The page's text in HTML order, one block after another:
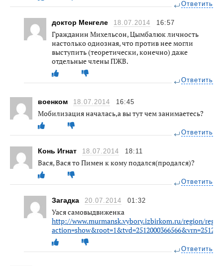
Ответить
доктор Менгеле 18.07.2014 16:57
Гражданин Михельсон, Цымбалюк личность
настолько одиозная, что против нее могли
выступить (теоретически, конечно) даже
отдельные члены ПЖВ.
Ответить
военком 18.07.2014 16:45
Мобилизация началась,а вы тут чем занимаетесь?
Ответить
Конь Игнат 18.07.2014 18:11
Вася, Вася то Пимен к кому подался(продался)?
Ответить
Загадка 20.07.2014 01:32
Уася самовыдвиженка
http://www.murmansk.vybory.izbirkom.ru/region/
Ответить